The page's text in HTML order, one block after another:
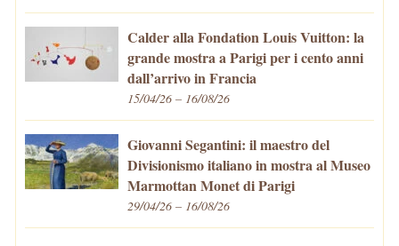
Calder alla Fondation Louis Vuitton: la
grande mostra a Parigi per i cento anni
dall’arrivo in Francia
15/04/26 – 16/08/26
Giovanni Segantini: il maestro del
Divisionismo italiano in mostra al Museo
Marmottan Monet di Parigi
29/04/26 – 16/08/26